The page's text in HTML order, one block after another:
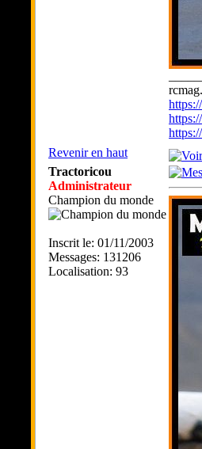
Revenir en haut
Tractoricou
Administrateur
Champion du monde
Inscrit le: 01/11/2003
Messages: 131206
Localisation: 93